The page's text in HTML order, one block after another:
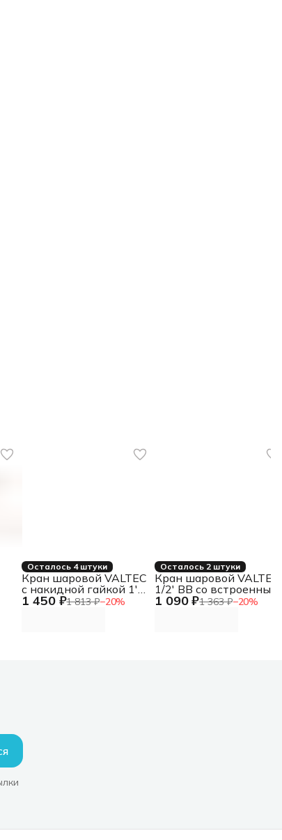
Осталось 4 штуки
1 450 ₽1 813 ₽−20%
Кран шаровой VALTEC
с накидной гайкой 1'
ВН ручка бабочка
Осталось 2 штуки
1 090 ₽1 363 ₽−20%
Кран шаровой VALTEC
1/2' ВВ со встроенным
фильтром длинная